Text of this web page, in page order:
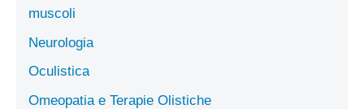
muscoli
Neurologia
Oculistica
Omeopatia e Terapie Olistiche